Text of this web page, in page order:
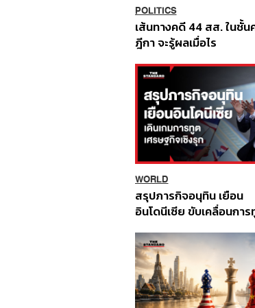
POLITICS
เส้นทางคดี 44 สส. ในชั้น
ฎีกา จะรู้ผลเมื่อไร
WORLD
สรุปภารกิจอนุทิน เยือน
อินโดนีเซีย ขับเคลื่อนกา
ส่วนยุทธศาสตร์ไทย –
อินโดนีเซีย